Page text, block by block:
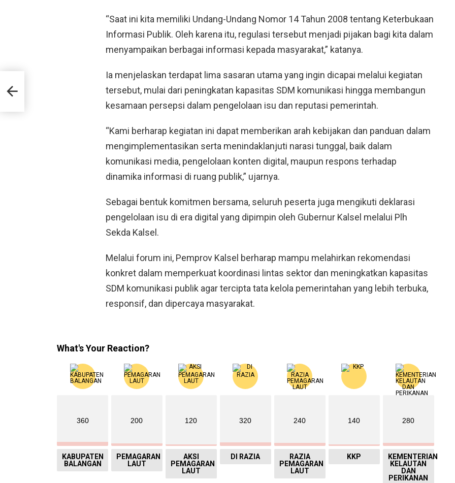
“Saat ini kita memiliki Undang-Undang Nomor 14 Tahun 2008 tentang Keterbukaan
Informasi Publik. Oleh karena itu, regulasi tersebut menjadi pijakan bagi kita dalam
menyampaikan berbagai informasi kepada masyarakat,” katanya.
Ia menjelaskan terdapat lima sasaran utama yang ingin dicapai melalui kegiatan
tersebut, mulai dari peningkatan kapasitas SDM komunikasi hingga membangun
kesamaan persepsi dalam pengelolaan isu dan reputasi pemerintah.
“Kami berharap kegiatan ini dapat memberikan arah kebijakan dan panduan dalam
mengimplementasikan serta menindaklanjuti narasi tunggal, baik dalam
komunikasi media, pengelolaan konten digital, maupun respons terhadap
dinamika informasi di ruang publik,” ujarnya.
Sebagai bentuk komitmen bersama, seluruh peserta juga mengikuti deklarasi
pengelolaan isu di era digital yang dipimpin oleh Gubernur Kalsel melalui Plh
Sekda Kalsel.
Melalui forum ini, Pemprov Kalsel berharap mampu melahirkan rekomendasi
konkret dalam memperkuat koordinasi lintas sektor dan meningkatkan kapasitas
SDM komunikasi publik agar tercipta tata kelola pemerintahan yang lebih terbuka,
responsif, dan dipercaya masyarakat.
What's Your Reaction?
360
KABUPATEN
BALANGAN
200
PEMAGARAN
LAUT
120
AKSI
PEMAGARAN
LAUT
320
DI RAZIA
240
RAZIA
PEMAGARAN
LAUT
140
KKP
280
KEMENTERIAN
KELAUTAN
DAN
PERIKANAN